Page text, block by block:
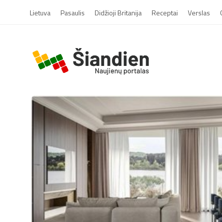
Lietuva Pasaulis Didžioji Britanija Receptai Verslas
S
a
n
d
e